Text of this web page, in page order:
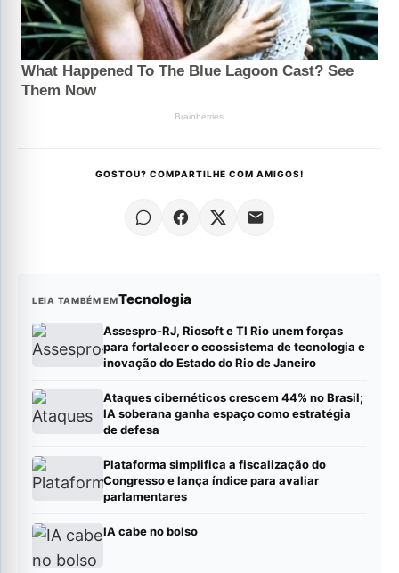
GOSTOU? COMPARTILHE COM AMIGOS!
LEIA TAMBÉM EMTecnologia
Assespro-RJ, Riosoft e TI Rio unem forças
para fortalecer o ecossistema de tecnologia e
inovação do Estado do Rio de Janeiro
Ataques cibernéticos crescem 44% no Brasil;
IA soberana ganha espaço como estratégia
de defesa
Plataforma simplifica a fiscalização do
Congresso e lança índice para avaliar
parlamentares
IA cabe no bolso